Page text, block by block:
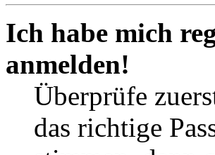
Ich habe mich
anmelden!
Überprüfe
das richtige